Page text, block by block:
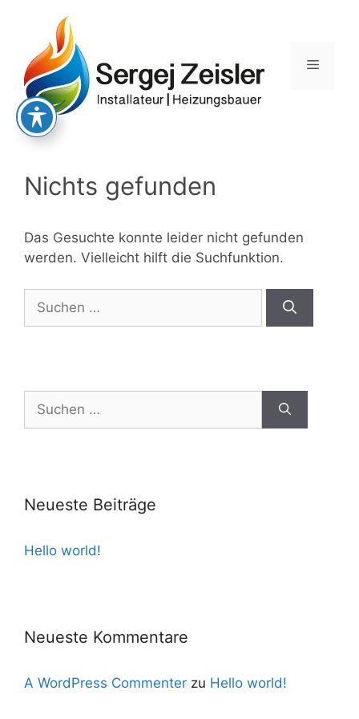
springen
Menü
Nichts gefunden
Das Gesuchte konnte leider nicht gefunden
werden. Vielleicht hilft die Suchfunktion.
nach:
nach:
Neueste Beiträge
Hello world!
Neueste Kommentare
A WordPress Commenter zu Hello world!